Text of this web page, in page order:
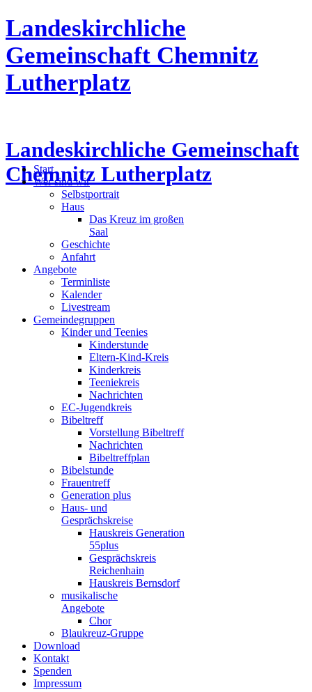
Landeskirchliche
Gemeinschaft Chemnitz
Lutherplatz
Landeskirchliche Gemeinschaft
Chemnitz Lutherplatz
Start
Wer sind wir
Selbstportrait
Haus
Das Kreuz im großen
Saal
Geschichte
Anfahrt
Angebote
Terminliste
Kalender
Livestream
Gemeindegruppen
Kinder und Teenies
Kinderstunde
Eltern-Kind-Kreis
Kinderkreis
Teeniekreis
Nachrichten
EC-Jugendkreis
Bibeltreff
Vorstellung Bibeltreff
Nachrichten
Bibeltreffplan
Bibelstunde
Frauentreff
Generation plus
Haus- und
Gesprächskreise
Hauskreis Generation
55plus
Gesprächskreis
Reichenhain
Hauskreis Bernsdorf
musikalische
Angebote
Chor
Blaukreuz-Gruppe
Download
Kontakt
Spenden
Impressum